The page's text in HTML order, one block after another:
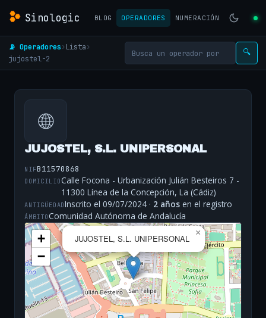
Sinologic BLOG OPERADORES NUMERACIÓN
📡 Operadores› Lista›
jujostel-2
🔍
🌐
JUJOSTEL, S.L. UNIPERSONAL
NIFB11570868
DOMICILIOCalle Focona - Urbanización Julián Besteiros 7 -
11300 Línea de la Concepción, La (Cádiz)
ANTIGÜEDADInscrito el 09/07/2024 · 2 años en el registro
ÁMBITOComunidad Autónoma de Andalucía
JUJOSTEL, S.L. UNIPERSONAL
×
+
−